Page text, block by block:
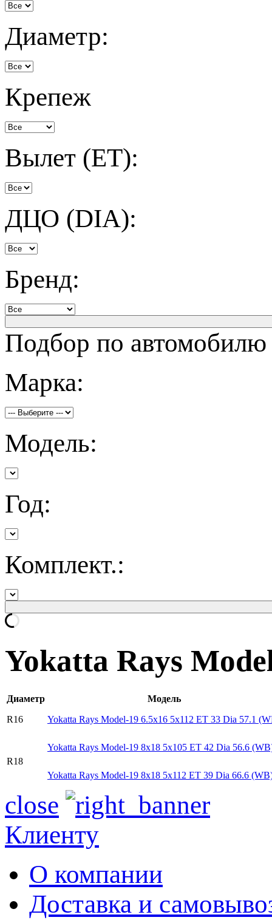
Диаметр:
Крепеж
Вылет (ET):
ДЦО (DIA):
Бренд:
Подбор по автомобилю
Марка:
Модель:
Год:
Комплект.:
Yokatta Rays
Диаметр
Модель
R16
Yokatta Rays Model-19 6.5x16 5x112 ET 33 Dia 57.1
R18
Yokatta Rays Model-19 8x18 5x105 ET 42 Dia 56.6
Yokatta Rays Model-19 8x18 5x112 ET 39 Dia 66.6
close
Клиенту
О компании
Доставка и